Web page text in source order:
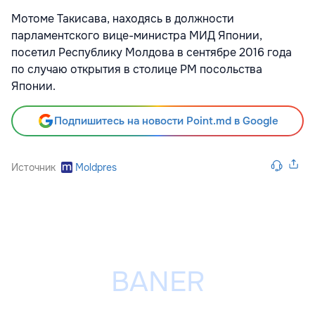
Мотоме Такисава, находясь в должности
парламентского вице-министра МИД Японии,
посетил Республику Молдова в сентябре 2016 года
по случаю открытия в столице РМ посольства
Японии.
Подпишитесь на новости Point.md в Google
Источник Moldpres